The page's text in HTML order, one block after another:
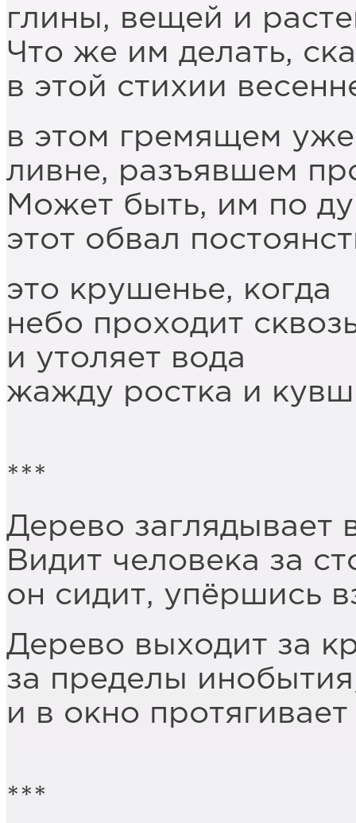
глины, вещей и
Что же им делать,
в этой стихии
в этом гремящем уже
ливне, разъявшем
Может быть, им по
этот обвал
это крушенье, когда
небо проходит
и утоляет вода
жажду ростка и
***
Дерево заглядывает
Видит человека за
он сидит, упёршись
Дерево выходит за
за пределы
и в окно протягивает
***